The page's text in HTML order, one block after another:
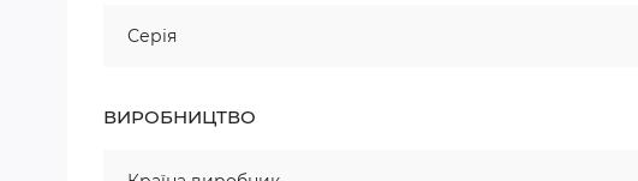
Серія
ВИРОБНИЦТВО